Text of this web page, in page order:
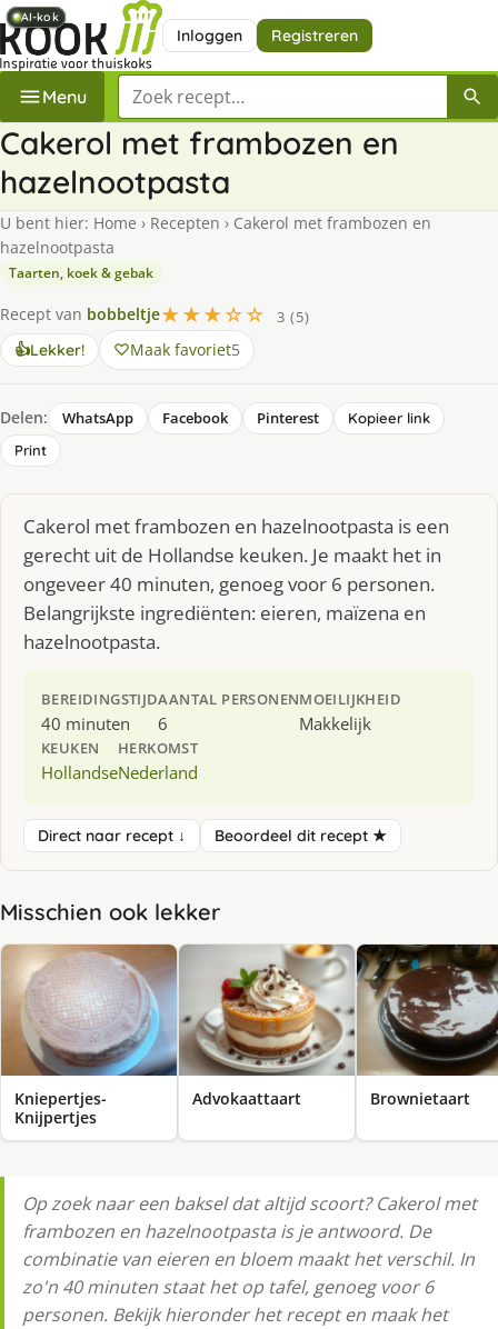
Inloggen Registreren
Menu Zoek een recept
Cakerol met frambozen en
hazelnootpasta
U bent hier: Home › Recepten › Cakerol met frambozen en
hazelnootpasta
Taarten, koek & gebak
Recept van bobbeltje★★★☆☆
3 (5)
👍Lekker! Maak favoriet5
Delen: WhatsApp Facebook Pinterest
Kopieer link
Print
Cakerol met frambozen en hazelnootpasta is een
gerecht uit de Hollandse keuken. Je maakt het in
ongeveer 40 minuten, genoeg voor 6 personen.
Belangrijkste ingrediënten: eieren, maïzena en
hazelnootpasta.
BEREIDINGSTIJD
40 minuten
AANTAL PERSONEN
6
MOEILIJKHEID
Makkelijk
KEUKEN
Hollandse
HERKOMST
Nederland
Direct naar recept ↓ Beoordeel dit recept ★
Misschien ook lekker
Kniepertjes-
Knijpertjes
AI-kok
Advokaattaart Brownietaart
AI-kok
AI-kok
AI-kok
Op zoek naar een baksel dat altijd scoort? Cakerol met
frambozen en hazelnootpasta is je antwoord. De
combinatie van eieren en bloem maakt het verschil. In
zo'n 40 minuten staat het op tafel, genoeg voor 6
personen. Bekijk hieronder het recept en maak het